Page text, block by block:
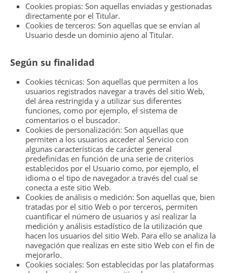
Cookies propias: Son aquellas enviadas y gestionadas
directamente por el Titular.
Cookies de terceros: Son aquellas que se envían al
Usuario desde un dominio ajeno al Titular.
Según su finalidad
Cookies técnicas: Son aquellas que permiten a los
usuarios registrados navegar a través del sitio Web,
del área restringida y a utilizar sus diferentes
funciones, como por ejemplo, el sistema de
comentarios o el buscador.
Cookies de personalización: Son aquellas que
permiten a los usuarios acceder al Servicio con
algunas características de carácter general
predefinidas en función de una serie de criterios
establecidos por el Usuario como, por ejemplo, el
idioma o el tipo de navegador a través del cual se
conecta a este sitio Web.
Cookies de análisis o medición: Son aquellas que, bien
tratadas por el sitio Web o por terceros, permiten
cuantificar el número de usuarios y así realizar la
medición y análisis estadístico de la utilización que
hacen los usuarios del sitio Web. Para ello se analiza la
navegación que realizas en este sitio Web con el fin de
mejorarlo.
Cookies sociales: Son establecidas por las plataformas